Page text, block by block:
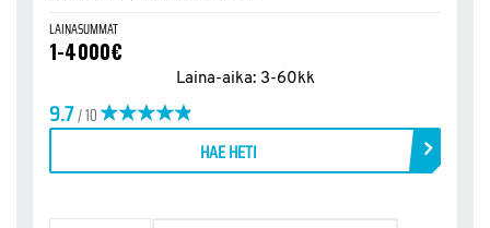
LAINASUMMAT
1-4000€
Laina-aika: 3-60kk
9.7/ 10
HAE HETI